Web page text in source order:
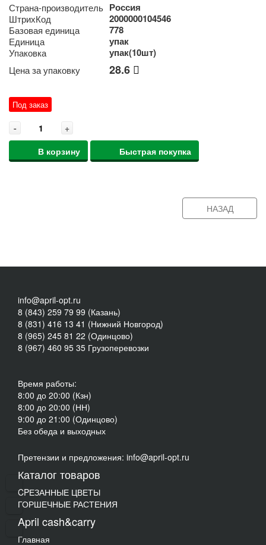
Страна-производитель Россия
ШтрихКод 2000000104546
Базовая единица 778
Единица упак
Упаковка упак(10шт)
Цена за упаковку 28.6
Под заказ
-
+
В корзину
Быстрая покупка
НАЗАД
info@april-opt.ru
8 (843) 259 79 99 (Казань)
8 (831) 416 13 41 (Нижний Новгород)
8 (965) 245 81 22 (Одинцово)
8 (967) 460 95 35 Грузоперевозки
Время работы:
8:00 до 20:00 (Кзн)
8:00 до 20:00 (НН)
9:00 до 21:00 (Одинцово)
Без обеда и выходных
Претензии и предложения: info@april-opt.ru
Каталог товаров
CPЕЗАННЫЕ ЦВЕТЫ
ГОРШЕЧНЫЕ РАСТЕНИЯ
April cash&carry
Главная